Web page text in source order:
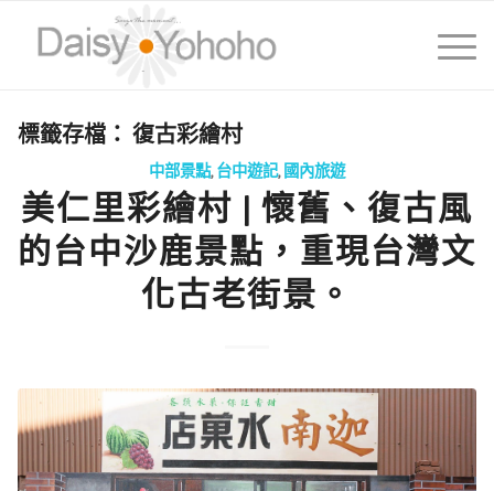
標籤存檔： 復古彩繪村
中部景點,台中遊記, 國內旅遊
美仁里彩繪村 | 懷舊、復古風
的台中沙鹿景點，重現台灣文
化古老街景。